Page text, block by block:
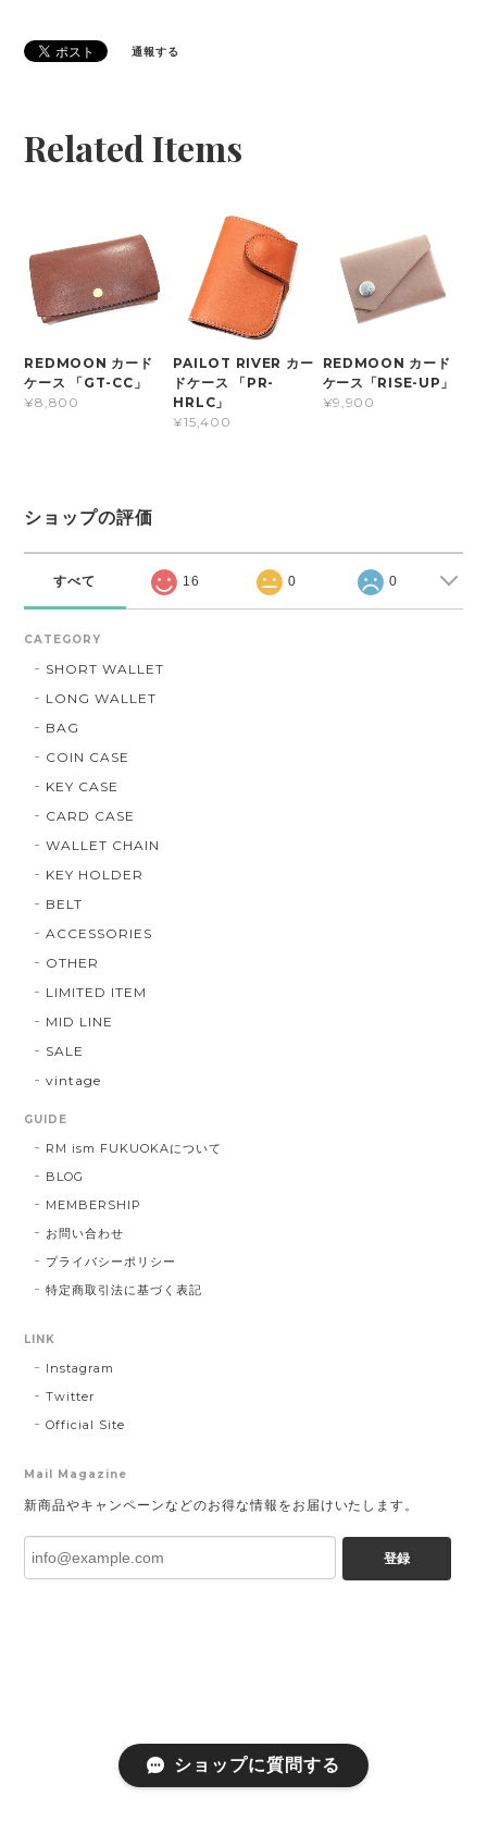
通報する
Related Items
REDMOON カード
ケース 「GT-CC」
¥8,800
PAILOT RIVER カー
ドケース 「PR-
HRLC」
¥15,400
REDMOON カード
ケース「RISE-UP」
¥9,900
ショップの評価
すべて 16 0 0
CATEGORY
SHORT WALLET
LONG WALLET
BAG
COIN CASE
KEY CASE
CARD CASE
WALLET CHAIN
KEY HOLDER
BELT
ACCESSORIES
OTHER
LIMITED ITEM
MID LINE
SALE
vintage
GUIDE
RM ism FUKUOKAについて
BLOG
MEMBERSHIP
お問い合わせ
プライバシーポリシー
特定商取引法に基づく表記
LINK
Instagram
Twitter
Official Site
Mail Magazine
新商品やキャンペーンなどのお得な情報をお届けいたします。
登録
ショップに質問する